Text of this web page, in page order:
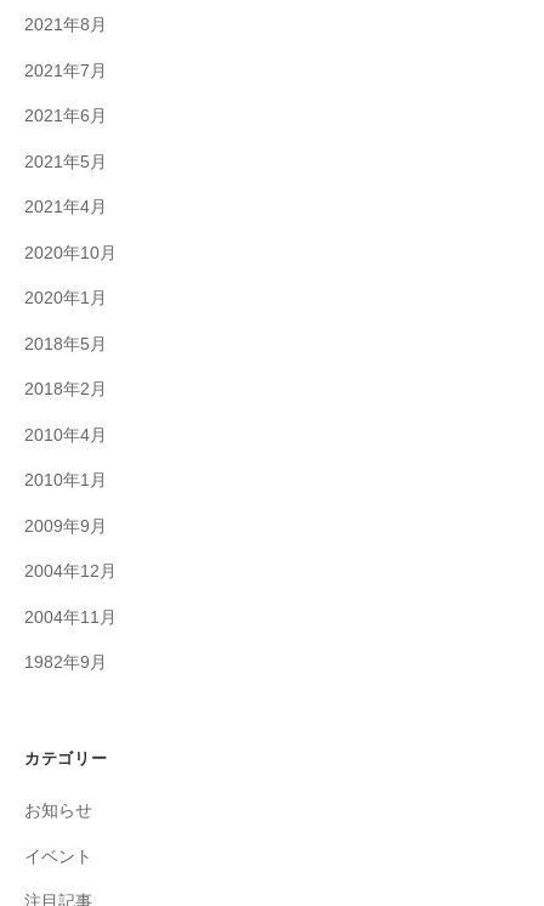
2021年8月
2021年7月
2021年6月
2021年5月
2021年4月
2020年10月
2020年1月
2018年5月
2018年2月
2010年4月
2010年1月
2009年9月
2004年12月
2004年11月
1982年9月
カテゴリー
お知らせ
イベント
注目記事